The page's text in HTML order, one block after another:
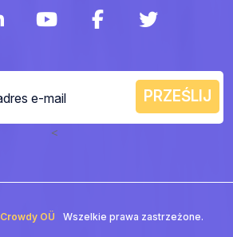
<
Crowdy OÜ Wszelkie prawa zastrzeżone.